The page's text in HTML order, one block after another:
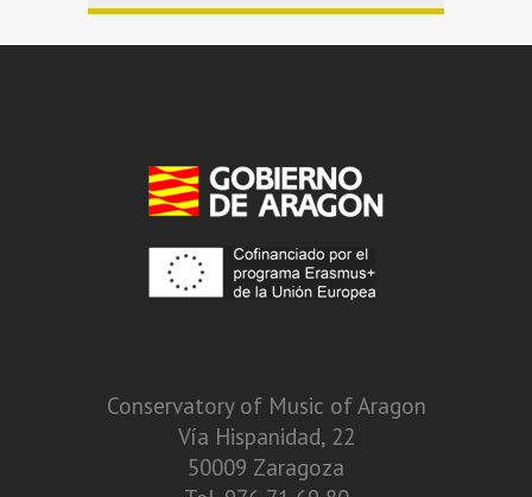
Conservatory of Music of Aragon
Vía Hispanidad, 22
50009 Zaragoza